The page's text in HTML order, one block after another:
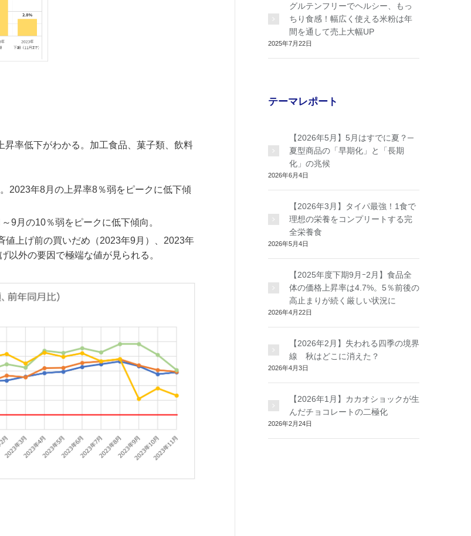
率低下がわかる。加工食品、菓子類、飲料
2023年8月の上昇率8％弱をピークに低下傾
9月の10％弱をピークに低下傾向。
上げ前の買いだめ（2023年9月）、2023年
以外の要因で極端な値が見られる。
グルテンフリーでヘルシー、もっ
ちり食感！幅広く使える米粉は年
間を通して売上大幅UP
2025年7月22日
テーマレポート
【2026年5月】5月はすでに夏？─
夏型商品の「早期化」と「長期
化」の兆候
2026年6月4日
【2026年3月】タイパ最強！1食で
理想の栄養をコンプリートする完
全栄養食
2026年5月4日
【2025年度下期9月ｰ2月】食品全
体の価格上昇率は4.7%。5％前後の
高止まりが続く厳しい状況に
2026年4月22日
【2026年2月】失われる四季の境界
線 秋はどこに消えた？
2026年4月3日
【2026年1月】カカオショックが生
んだチョコレートの二極化
2026年2月24日